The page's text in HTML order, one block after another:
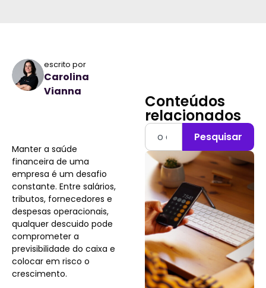
escrito por
Carolina
Vianna
Manter a saúde
financeira de uma
empresa é um desafio
constante. Entre salários,
tributos, fornecedores e
despesas operacionais,
qualquer descuido pode
comprometer a
previsibilidade do caixa e
colocar em risco o
crescimento.
Conteúdos
relacionados
Pesquisar